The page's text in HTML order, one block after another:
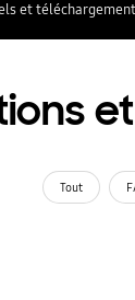
et
Tout